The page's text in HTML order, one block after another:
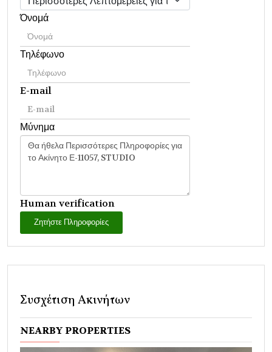
Όνομά
Τηλέφωνο
E-mail
Μύνημα
Human verification
Ζητήστε Πληροφορίες
Συσχέτιση Ακινήτων
NEARBY PROPERTIES